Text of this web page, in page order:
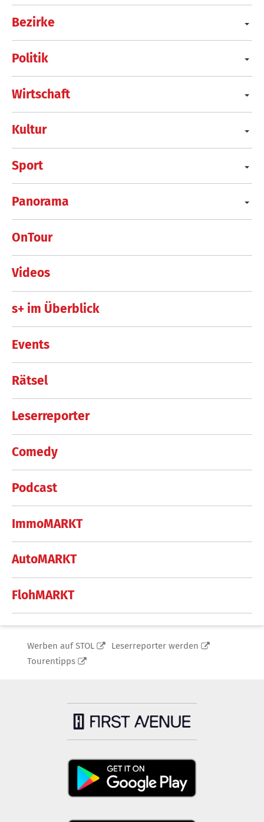
Bezirke
Politik
Wirtschaft
Kultur
Sport
Panorama
OnTour
Videos
s+ im Überblick
Events
Rätsel
Leserreporter
Comedy
Podcast
ImmoMARKT
AutoMARKT
FlohMARKT
Werben auf STOL
Leserreporter werden
Tourentipps